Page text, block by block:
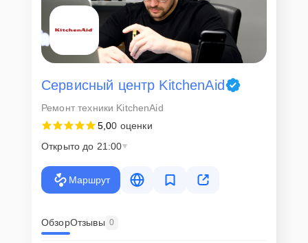
Сервисный центр KitchenAid
Ремонт техники KitchenAid
5,00 оценки
Открыто до 21:00
Маршрут
ОбзорОтзывы 0